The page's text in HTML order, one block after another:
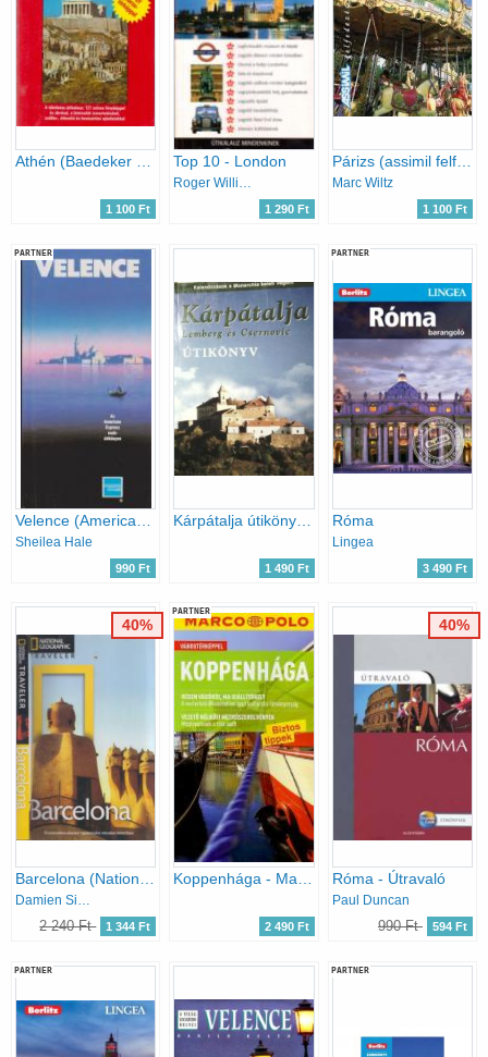
1 100 Ft
Top 10 - London
Roger Williams
1 290 Ft
Párizs (assimil felfedezés)
Marc Wiltz
1 100 Ft
PARTNER
Sheilea Hale
990 Ft 1 490 Ft
PARTNER
Róma
Lingea
3 490 Ft
Barcelona (National Geographic Traveler) (magyar nyelvű)
Damien Simonis
2 240 Ft 1 344 Ft
40%
PARTNER
Koppenhága - Marco Polo
2 490 Ft
Róma - Útravaló
Paul Duncan
990 Ft 594 Ft
40%
PARTNER PARTNER